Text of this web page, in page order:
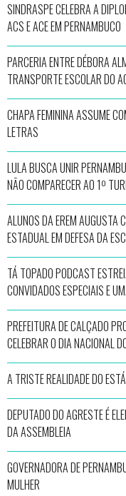
SINDRASPE CELEBRA A
ACS E ACE EM PERNAMBUCO
PARCERIA ENTRE DÉBORA
TRANSPORTE ESCOLAR DO
CHAPA FEMININA ASSUME
LETRAS
LULA BUSCA UNIR
NÃO COMPARECER AO 1º
ALUNOS DA EREM AUGUSTA
ESTADUAL EM DEFESA DA
TÁ TOPADO PODCAST
CONVIDADOS ESPECIAIS E
PREFEITURA DE CALÇADO
CELEBRAR O DIA NACIONAL
A TRISTE REALIDADE DO
DEPUTADO DO AGRESTE É
DA ASSEMBLEIA
GOVERNADORA DE
MULHER